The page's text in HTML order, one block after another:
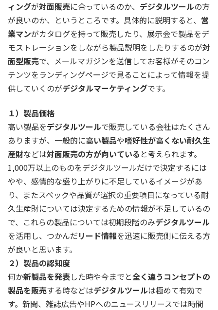
ィングが対面販売に合っているのか、 デジタルツールの方
が良いのか、というところです。具体的に説明すると、 営
業マンがカタログを持って販売したり、展示会で製品をデ
モストレーションをしながら製品説明をしたりするのが対
面型販売で、メールマガジンを送信してお客様がそのコン
テンツをランディングページで見ることによって情報を提
供していくのがデジタルマーケティングです。
１）製品価格
高い製品をデジタルツールで販売している会社はたくさん
ありますが、一般的に高い製品や嗜好性が高くない耐久生
産財などは対面販売の方が向いている と考えられます。
1,000万以上のものをデジタルツールだけで決定するには
やや、感情的な盛り上がりに不足しているイメージがあ
り、またスペックや品質が選択の重要項目になっている耐
久生産財については決定するための情報が不足しているの
で、これらの製品については初期段階のみデジタルツール
を活用し、つかんだリード情報を迅速に販売側に伝える方
が良いと思います。
２）製品の認知度
何か新製品を発表した時や今までと全く違うコンセプトの
製品を販売する時などはデジタルツールは極めて有効で
す。新聞、雑誌広告やHPへのニュースリリースでは時間